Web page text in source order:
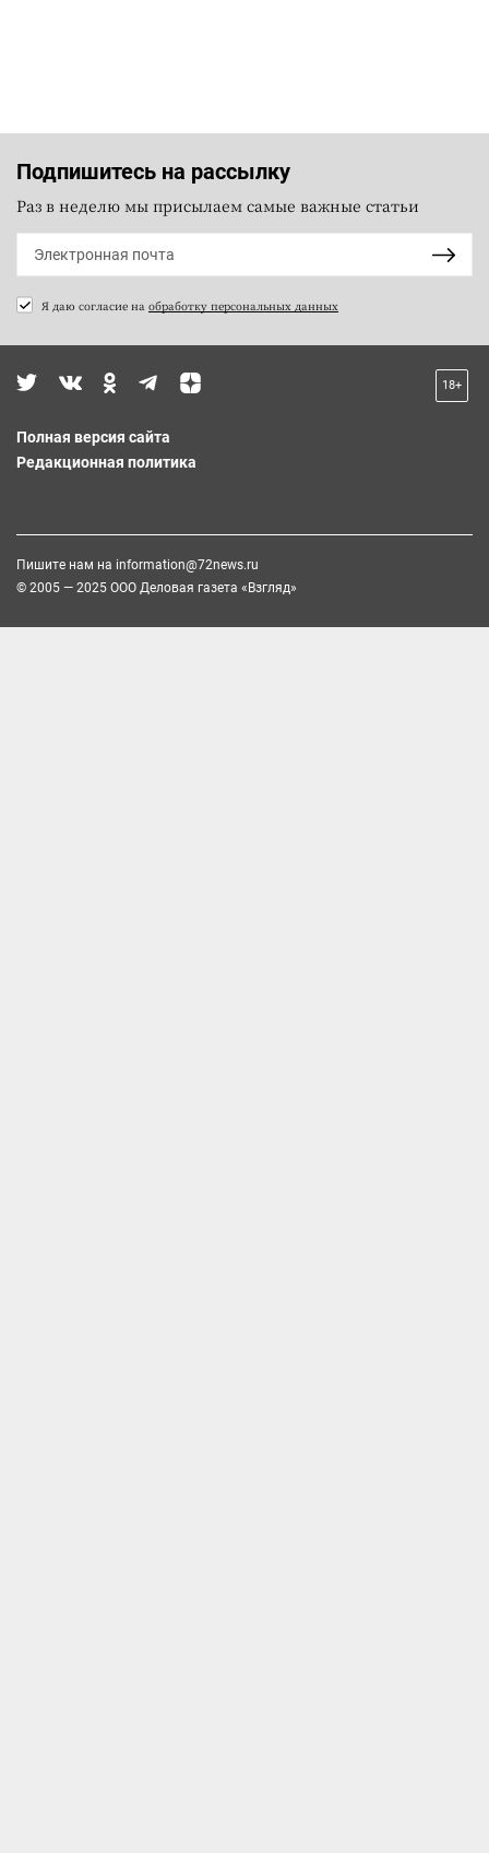
Подпишитесь на рассылку
Раз в неделю мы присылаем самые важные статьи
Я даю согласие на обработку персональных данных
18+
Полная версия сайта
Редакционная политика
Пишите нам на information@72news.ru
© 2005 — 2025 ООО Деловая газета «Взгляд»